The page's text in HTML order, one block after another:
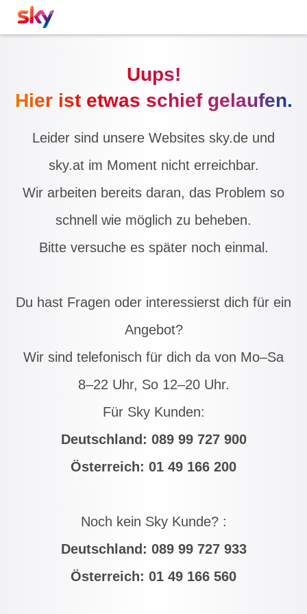
Uups!
Hier ist etwas schief gelaufen.
Leider sind unsere Websites sky.de und
sky.at im Moment nicht erreichbar.
Wir arbeiten bereits daran, das Problem so
schnell wie möglich zu beheben.
Bitte versuche es später noch einmal.
Du hast Fragen oder interessierst dich für ein
Angebot?
Wir sind telefonisch für dich da von Mo–Sa
8–22 Uhr, So 12–20 Uhr.
Für Sky Kunden:
Deutschland: 089 99 727 900
Österreich: 01 49 166 200
Noch kein Sky Kunde? :
Deutschland: 089 99 727 933
Österreich: 01 49 166 560